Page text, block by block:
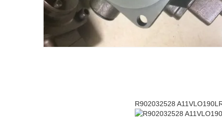
R902032528